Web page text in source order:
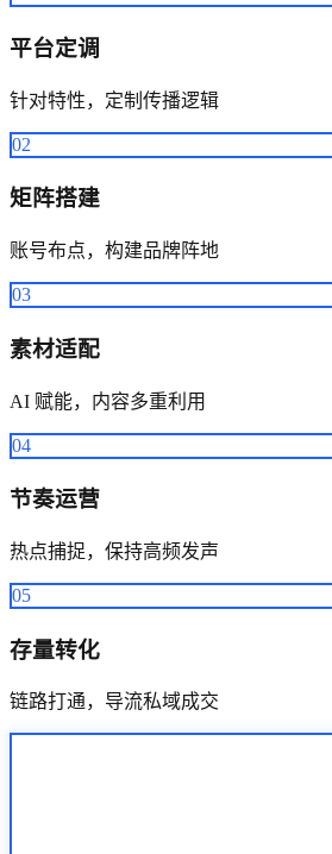
平台定调
针对特性，定制传播逻辑
02
矩阵搭建
账号布点，构建品牌阵地
03
素材适配
AI 赋能，内容多重利用
04
节奏运营
热点捕捉，保持高频发声
05
存量转化
链路打通，导流私域成交